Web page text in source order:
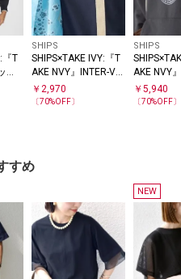
『T
ジ
ネ
SHIPS
SHIPS×TAKE IVY:『T
AKE NVY』INTER-VA
RSITYトートバッグ
￥ 2,970
〔70%OFF〕
SHIPS
AKE NVY
ロゴ スウ
ディ
￥5,940
〔70%OFF〕
すめ
NEW